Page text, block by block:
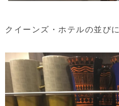
クイーンズ・ホテルの並びに